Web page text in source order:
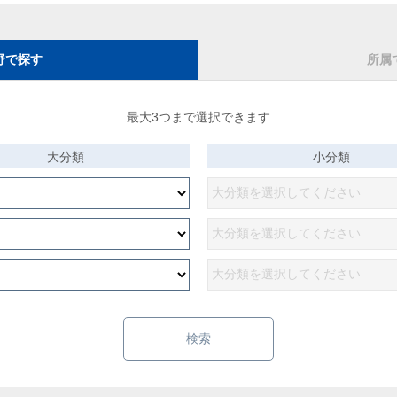
で探す 所属
最大3つまで選択できます
大分類 小分類
検索